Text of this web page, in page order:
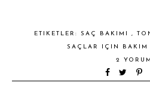
ETIKETLER: SAÇ BAKIMI ,
SAÇLAR IÇIN BAKIM
2 YORUM